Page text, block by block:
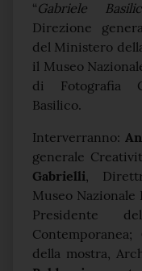
“Gabriele
Direzione
del Ministero
il Museo
di Fotografia
Basilico.
Interverranno:
generale
Gabrielli,
Museo Nazionale
Presidente
Contemporanea;
della mostra,